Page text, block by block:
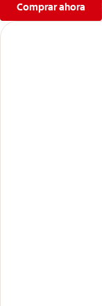
Comprar ahora